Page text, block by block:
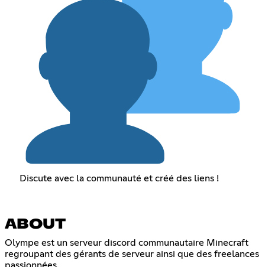
Discute avec la communauté et créé des liens !
ABOUT
Olympe est un serveur discord communautaire Minecraft
regroupant des gérants de serveur ainsi que des freelances